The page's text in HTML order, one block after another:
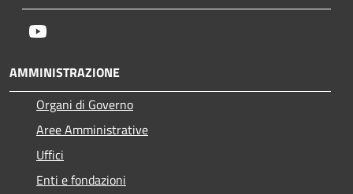
AMMINISTRAZIONE
Organi di Governo
Aree Amministrative
Uffici
Enti e fondazioni